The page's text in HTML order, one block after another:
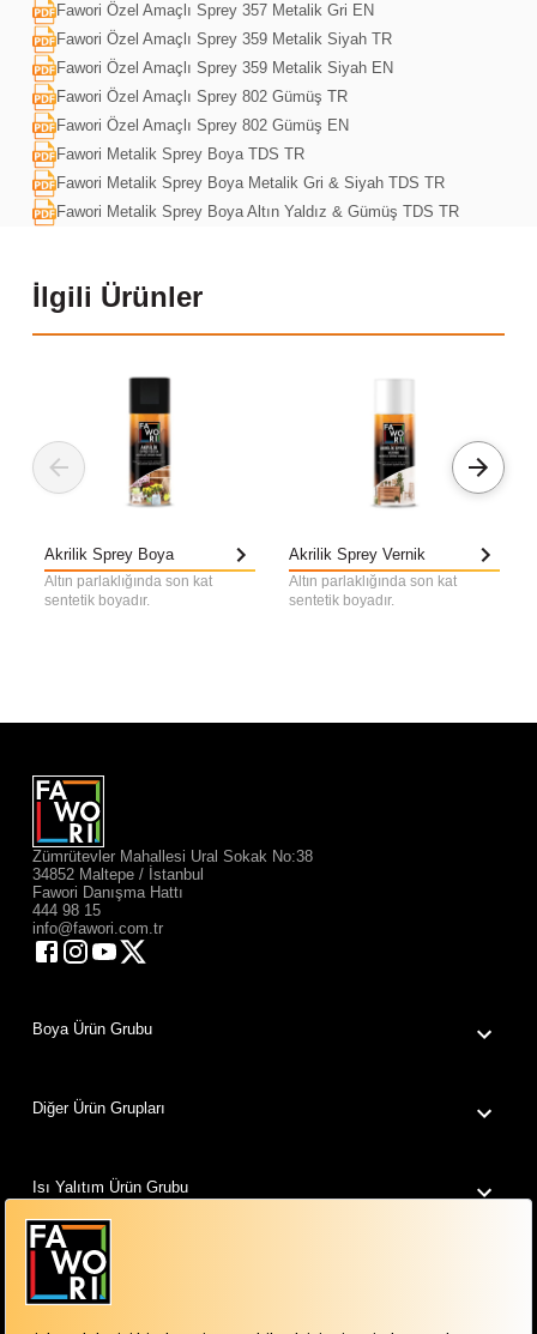
Fawori Özel Amaçlı Sprey 357 Metalik Gri EN
Fawori Özel Amaçlı Sprey 359 Metalik Siyah TR
Fawori Özel Amaçlı Sprey 359 Metalik Siyah EN
Fawori Özel Amaçlı Sprey 802 Gümüş TR
Fawori Özel Amaçlı Sprey 802 Gümüş EN
Fawori Metalik Sprey Boya TDS TR
Fawori Metalik Sprey Boya Metalik Gri & Siyah TDS TR
Fawori Metalik Sprey Boya Altın Yaldız & Gümüş TDS TR
İlgili Ürünler
Akrilik Sprey Boya
Altın parlaklığında son kat
sentetik boyadır.
Akrilik Sprey Vernik
Altın parlaklığında son kat
sentetik boyadır.
Zümrütevler Mahallesi Ural Sokak No:38
34852 Maltepe / İstanbul
Fawori Danışma Hattı
444 98 15
info@fawori.com.tr
Boya Ürün Grubu
Diğer Ürün Grupları
Isı Yalıtım Ürün Grubu
Fawori Dünyam